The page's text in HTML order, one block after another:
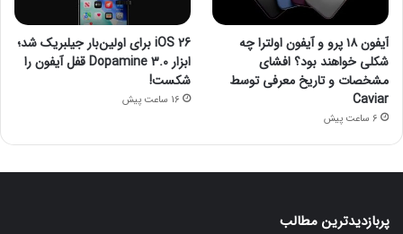
آیفون ۱۸ پرو و آیفون اولترا چه
شکلی خواهند بود؟ افشای
مشخصات و تاریخ معرفی توسط
Caviar
6 ساعت پیش
iOS 26 برای اولین‌بار جیلبریک شد؛
ابزار Dopamine 3.0 قفل آیفون را
شکست!
16 ساعت پیش
پربازدیدترین مطالب